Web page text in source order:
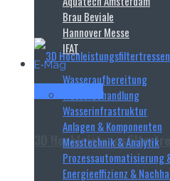
Read more
Haver & Boecker
3D
Brau Beviale
Hannover Messe
IFAT
E‑Mag
Wasseraufbereitung
Wasserbehandlung
Wasserinfrastruktur
Anlagen & Komponenten
Messtechnik & Analytik
Energieeffizienz &